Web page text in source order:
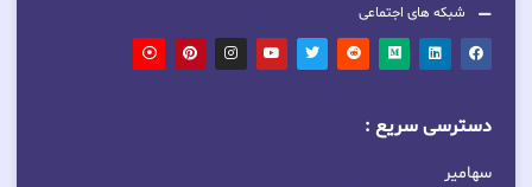
شبکه های اجتماعی
دسترسی سریع :
سهامیر